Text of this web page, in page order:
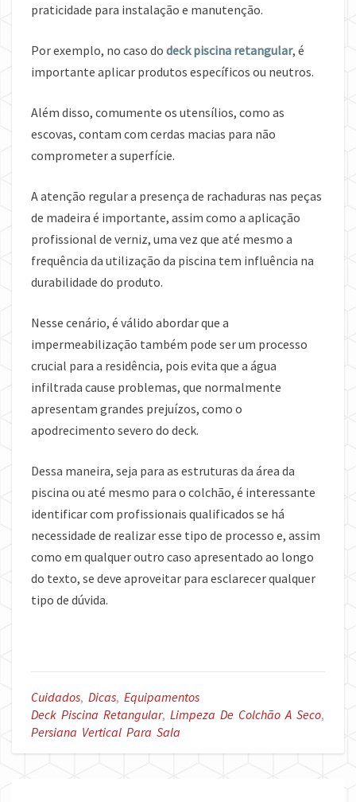
praticidade para instalação e manutenção.
Por exemplo, no caso do deck piscina retangular, é
importante aplicar produtos específicos ou neutros.
Além disso, comumente os utensílios, como as
escovas, contam com cerdas macias para não
comprometer a superfície.
A atenção regular a presença de rachaduras nas peças
de madeira é importante, assim como a aplicação
profissional de verniz, uma vez que até mesmo a
frequência da utilização da piscina tem influência na
durabilidade do produto.
Nesse cenário, é válido abordar que a
impermeabilização também pode ser um processo
crucial para a residência, pois evita que a água
infiltrada cause problemas, que normalmente
apresentam grandes prejuízos, como o
apodrecimento severo do deck.
Dessa maneira, seja para as estruturas da área da
piscina ou até mesmo para o colchão, é interessante
identificar com profissionais qualificados se há
necessidade de realizar esse tipo de processo e, assim
como em qualquer outro caso apresentado ao longo
do texto, se deve aproveitar para esclarecer qualquer
tipo de dúvida.
Cuidados, Dicas, Equipamentos
Deck Piscina Retangular, Limpeza De Colchão A Seco,
Persiana Vertical Para Sala